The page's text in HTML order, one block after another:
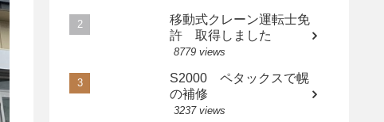
移動式クレーン運転士免
許 取得しました
8779 views
S2000 ペタックスで幌
の補修
3237 views